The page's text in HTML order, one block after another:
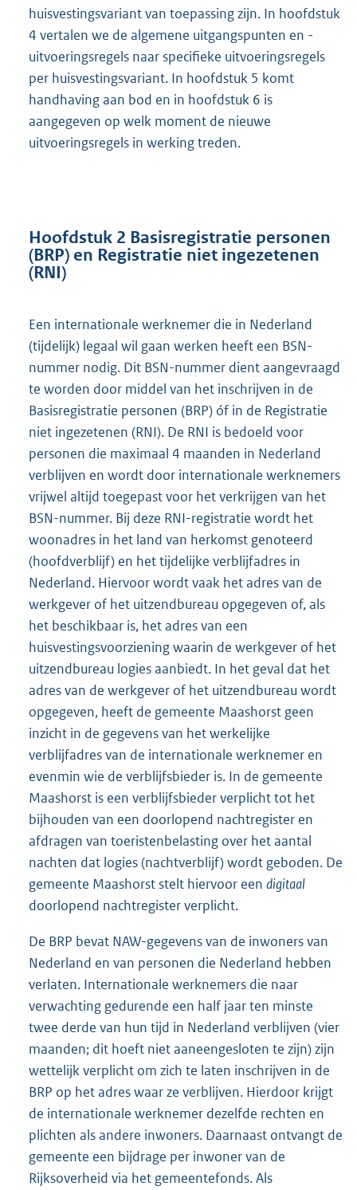
huisvestingsvariant van toepassing zijn. In hoofdstuk
4 vertalen we de algemene uitgangspunten en -
uitvoeringsregels naar specifieke uitvoeringsregels
per huisvestingsvariant. In hoofdstuk 5 komt
handhaving aan bod en in hoofdstuk 6 is
aangegeven op welk moment de nieuwe
uitvoeringsregels in werking treden.
Hoofdstuk 2 Basisregistratie personen
(BRP) en Registratie niet ingezetenen
(RNI)
Een internationale werknemer die in Nederland
(tijdelijk) legaal wil gaan werken heeft een BSN-
nummer nodig. Dit BSN-nummer dient aangevraagd
te worden door middel van het inschrijven in de
Basisregistratie personen (BRP) óf in de Registratie
niet ingezetenen (RNI). De RNI is bedoeld voor
personen die maximaal 4 maanden in Nederland
verblijven en wordt door internationale werknemers
vrijwel altijd toegepast voor het verkrijgen van het
BSN-nummer. Bij deze RNI-registratie wordt het
woonadres in het land van herkomst genoteerd
(hoofdverblijf) en het tijdelijke verblijfadres in
Nederland. Hiervoor wordt vaak het adres van de
werkgever of het uitzendbureau opgegeven of, als
het beschikbaar is, het adres van een
huisvestingsvoorziening waarin de werkgever of het
uitzendbureau logies aanbiedt. In het geval dat het
adres van de werkgever of het uitzendbureau wordt
opgegeven, heeft de gemeente Maashorst geen
inzicht in de gegevens van het werkelijke
verblijfadres van de internationale werknemer en
evenmin wie de verblijfsbieder is. In de gemeente
Maashorst is een verblijfsbieder verplicht tot het
bijhouden van een doorlopend nachtregister en
afdragen van toeristenbelasting over het aantal
nachten dat logies (nachtverblijf) wordt geboden. De
gemeente Maashorst stelt hiervoor een digitaal
doorlopend nachtregister verplicht.
De BRP bevat NAW-gegevens van de inwoners van
Nederland en van personen die Nederland hebben
verlaten. Internationale werknemers die naar
verwachting gedurende een half jaar ten minste
twee derde van hun tijd in Nederland verblijven (vier
maanden; dit hoeft niet aaneengesloten te zijn) zijn
wettelijk verplicht om zich te laten inschrijven in de
BRP op het adres waar ze verblijven. Hierdoor krijgt
de internationale werknemer dezelfde rechten en
plichten als andere inwoners. Daarnaast ontvangt de
gemeente een bijdrage per inwoner van de
Rijksoverheid via het gemeentefonds. Als